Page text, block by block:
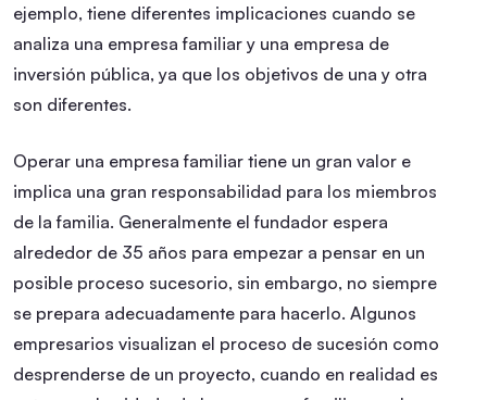
ejemplo, tiene diferentes implicaciones cuando se
analiza una empresa familiar y una empresa de
inversión pública, ya que los objetivos de una y otra
son diferentes.
Operar una empresa familiar tiene un gran valor e
implica una gran responsabilidad para los miembros
de la familia. Generalmente el fundador espera
alrededor de 35 años para empezar a pensar en un
posible proceso sucesorio, sin embargo, no siempre
se prepara adecuadamente para hacerlo. Algunos
empresarios visualizan el proceso de sucesión como
desprenderse de un proyecto, cuando en realidad es